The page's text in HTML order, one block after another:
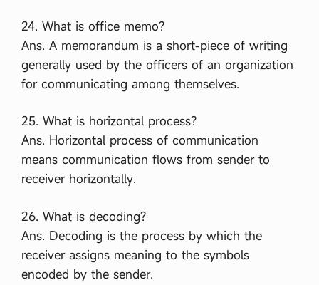
ল
না
24. What is office memo?
Ans. A memorandum is a short-piece of writing
generally used by the officers of an organization
for communicating among themselves.
25. What is horizontal process?
Ans. Horizontal process of communication
means communication flows from sender to
receiver horizontally.
26. What is decoding?
Ans. Decoding is the process by which the
receiver assigns meaning to the symbols
encoded by the sender.